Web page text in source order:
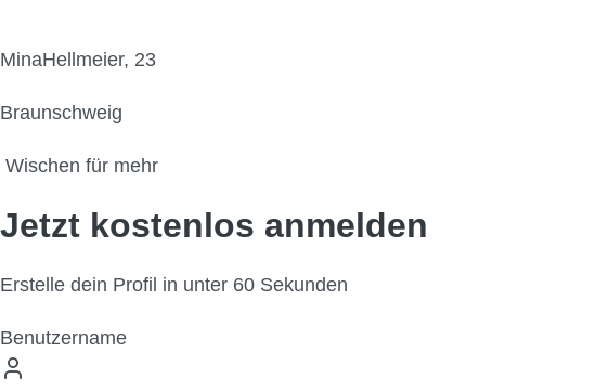
MinaHellmeier, 23
Braunschweig
Wischen für mehr
Jetzt kostenlos anmelden
Erstelle dein Profil in unter 60 Sekunden
Benutzername